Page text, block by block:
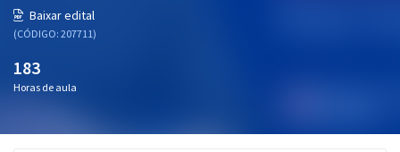
Aprovados
Baixar edital
(CÓDIGO: 207711)
183
Horas de aula